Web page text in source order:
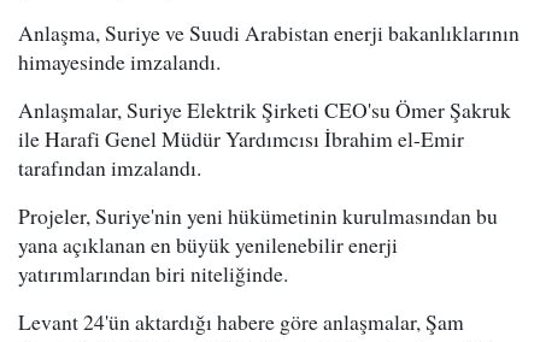
Anlaşma, Suriye ve Suudi Arabistan enerji bakanlıklarının
himayesinde imzalandı.
Anlaşmalar, Suriye Elektrik Şirketi CEO'su Ömer Şakruk
ile Harafi Genel Müdür Yardımcısı İbrahim el-Emir
tarafından imzalandı.
Projeler, Suriye'nin yeni hükümetinin kurulmasından bu
yana açıklanan en büyük yenilenebilir enerji
yatırımlarından biri niteliğinde.
Levant 24'ün aktardığı habere göre anlaşmalar, Şam